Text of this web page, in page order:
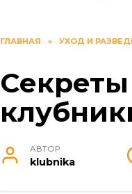
ГЛАВНАЯ » УХОД И
АВТОР
klubnika